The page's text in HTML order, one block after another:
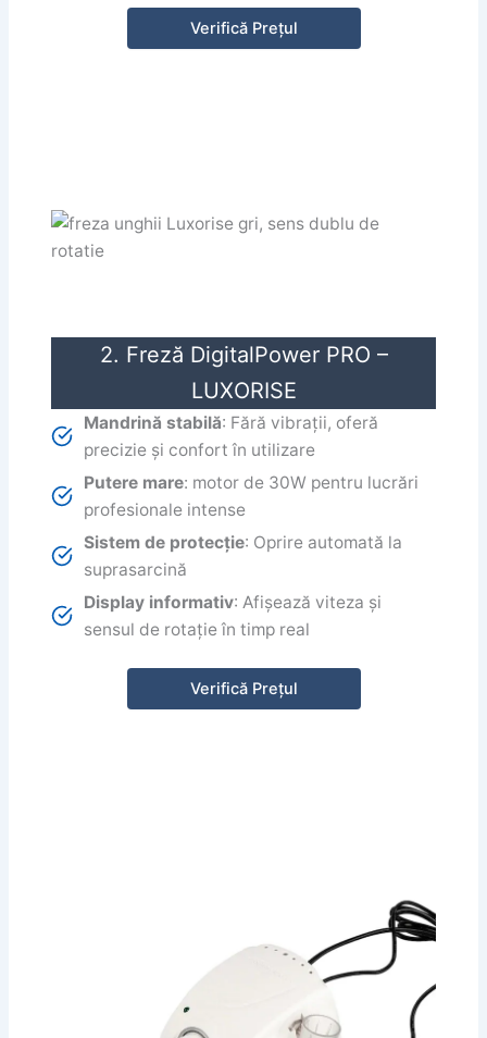
Verifică Prețul
2. Freză DigitalPower PRO –
LUXORISE
Mandrină stabilă: Fără vibrații, oferă
precizie și confort în utilizare
Putere mare: motor de 30W pentru lucrări
profesionale intense
Sistem de protecție: Oprire automată la
suprasarcină
Display informativ: Afișează viteza și
sensul de rotație în timp real
Verifică Prețul